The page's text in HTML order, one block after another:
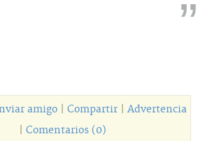
amigo| Compartir| Advertencia
Comentarios (0)